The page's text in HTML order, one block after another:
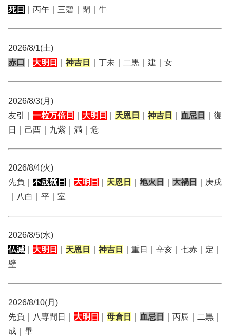
死日
｜丙午｜三碧｜閉｜牛
2026/8/1(土)
赤口
大明日 神吉日 ｜丁未｜二黒｜建｜女
2026/8/3(月)
友引｜ 一粒万倍日 大明日 天恩日 神吉日 血忌日
｜復
日｜己酉｜九紫｜満｜危
2026/8/4(火)
先負｜ 不成就日 大明日 天恩日 地火日 大禍日
｜庚戌
｜八白｜平｜室
2026/8/5(水)
仏滅
大明日 天恩日 神吉日
｜重日｜辛亥｜七赤｜定｜
壁
2026/8/10(月)
先負｜八専間日｜ 大明日 母倉日 血忌日
｜丙辰｜二黒｜
成｜畢